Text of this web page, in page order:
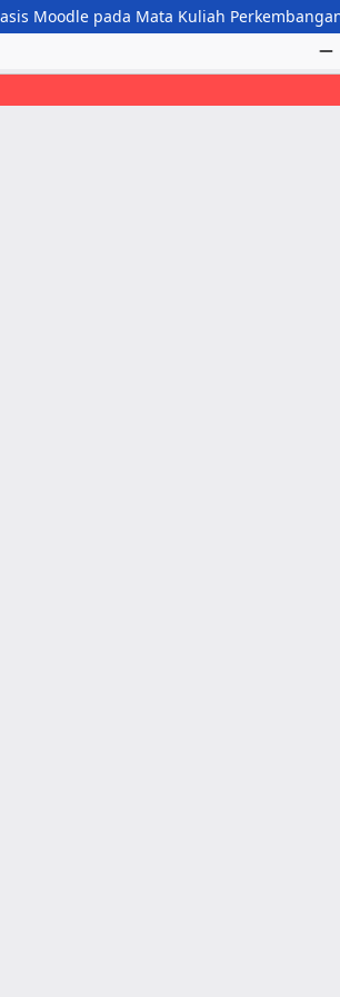
Moodle pada Mata Kuliah